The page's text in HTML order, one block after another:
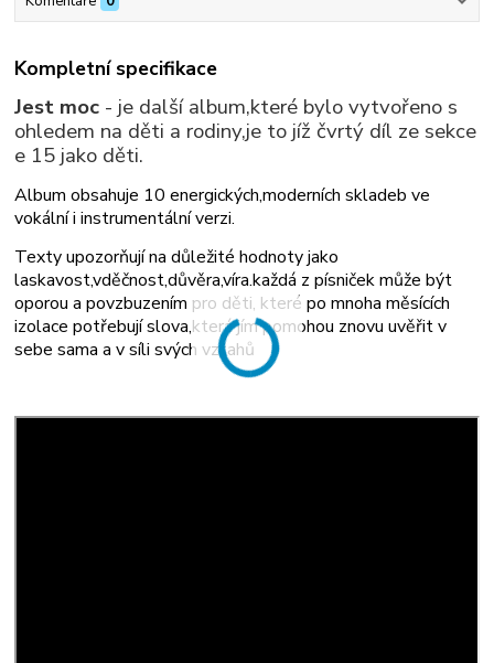
Kompletní specifikace
Jest moc - je další album,které bylo vytvořeno s
ohledem na děti a rodiny,je to jíž čvrtý díl ze sekce
e 15 jako děti.
Album obsahuje 10 energických,moderních skladeb ve
vokální i instrumentální verzi.
Texty upozorňují na důležité hodnoty jako
laskavost,vděčnost,důvěra,víra.každá z písniček může být
oporou a povzbuzením pro děti, které po mnoha měsících
izolace potřebují slova,která jím pomohou znovu uvěřit v
sebe sama a v síli svých vztahů